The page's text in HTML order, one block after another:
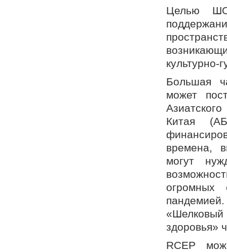
Целью
культурно-
Большая
может
Китая
времена,
могут
огромных
здоровья»
RCEP